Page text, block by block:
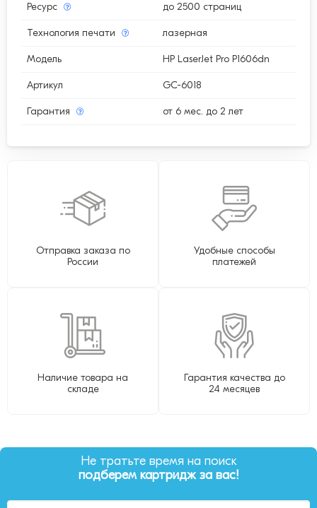
Ресурс до 2500 страниц
Технология печати лазерная
Модель HP LaserJet Pro P1606dn
Артикул GC-6018
Гарантия от 6 мес. до 2 лет
Отправка заказа по
России
Удобные способы
платежей
Наличие товара на
складе
Гарантия качества до
24 месяцев
Не тратьте время на поиск
подберем картридж за вас!